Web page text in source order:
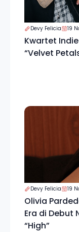
Devy Felicia 19
Kwartet Indie
“Velvet
Devy Felicia 19
Olivia
Era di Debut Nomor RnB
“High”